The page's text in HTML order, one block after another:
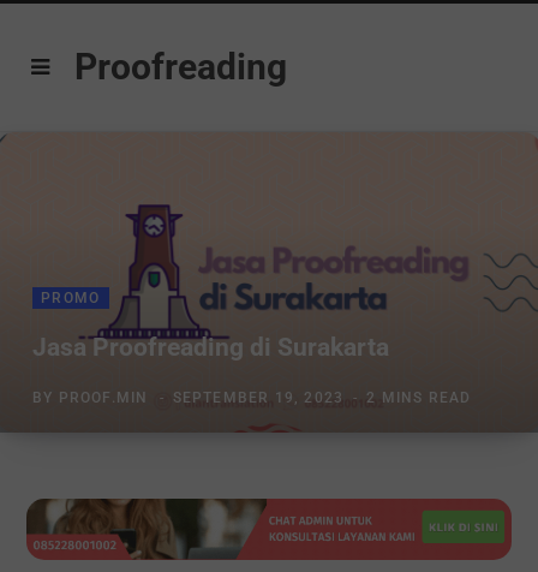
Proofreading
PROMO
Jasa Proofreading di Surakarta
BY PROOF.MIN SEPTEMBER 19, 2023 2 MINS READ